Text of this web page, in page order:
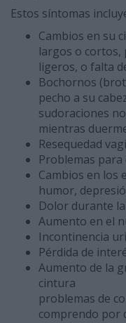
Estos síntomas
Cambios en su
largos o cortos,
ligeros, o falta
Bochornos
pecho a su
sudoraciones
mientras
Resequedad
Problemas
Cambios en los
humor,
Dolor durante
Aumento en el
Incontinencia
Pérdida de
Aumento de la
cintura
problemas de
comprendo por